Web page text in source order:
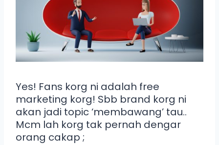
Yes! Fans korg ni adalah free
marketing korg! Sbb brand korg ni
akan jadi topic ‘membawang’ tau..
Mcm lah korg tak pernah dengar
orang cakap ;